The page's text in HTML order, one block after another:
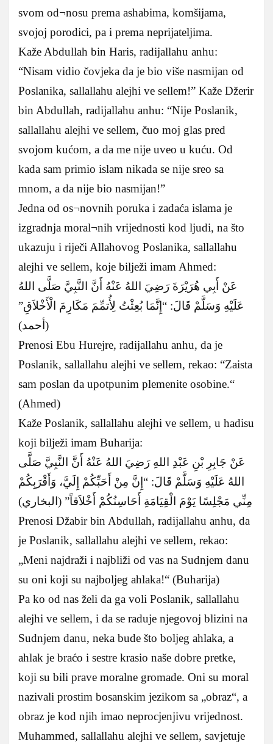
svom od¬nosu prema ashabima, komšijama,
svojoj porodici, pa i prema neprijateljima.
Kaže Abdullah bin Haris, radijallahu anhu:
“Nisam vidio čovjeka da je bio više nasmijan od
Poslanika, sallallahu alejhi ve sellem!” Kaže Džerir
bin Abdullah, radijallahu anhu: “Nije Poslanik,
sallallahu alejhi ve sellem, čuo moj glas pred
svojom kućom, a da me nije uveo u kuću. Od
kada sam primio islam nikada se nije sreo sa
mnom, a da nije bio nasmijan!”
Jedna od os¬novnih poruka i zadaća islama je
izgradnja moral¬nih vrijednosti kod ljudi, na što
ukazuju i riječi Allahovog Poslanika, sallallahu
alejhi ve sellem, koje bilježi imam Ahmed:
عَنْ أَبِي هُرَيْرَةَ رَضِيَ اللهُ عَنْهُ أَنَّ النَّبِيَّ صَلَّى اللهُ
عَلَيْهِ وَسَلَّمْ قَالَ: “إِنَّمَا بُعِثْتُ لِأُتمِّمَ مَكَارِمَ الْأَخْلاَقِ”
(أحمد)
Prenosi Ebu Hurejre, radijallahu anhu, da je
Poslanik, sallallahu alejhi ve sellem, rekao: “Zaista
sam poslan da upotpunim plemenite osobine.“
(Ahmed)
Kaže Poslanik, sallallahu alejhi ve sellem, u hadisu
koji bilježi imam Buharija:
عَنْ جَابِرِ بْنِ عَبْدِ اللهِ رَضِيَ اللهُ عَنْهُ أَنَّ النَّبِيَّ صَلَّى
اللهُ عَلَيْهِ وَسَلَّمْ قَالَ: “إِنَّ مِنْ أَحَبِّكُمْ إِلَيَّ، وَأَقْرَبِكُمْ
مِنِّي مَجْلِسًا يَوْمَ الْقِيَامَةِ أَحَاسِنُكُمْ أَخْلاَقاً” (البخاري)
Prenosi Džabir bin Abdullah, radijallahu anhu, da
je Poslanik, sallallahu alejhi ve sellem, rekao:
„Meni najdraži i najbliži od vas na Sudnjem danu
su oni koji su najboljeg ahlaka!“ (Buharija)
Pa ko od nas želi da ga voli Poslanik, sallallahu
alejhi ve sellem, i da se raduje njegovoj blizini na
Sudnjem danu, neka bude što boljeg ahlaka, a
ahlak je braćo i sestre krasio naše dobre pretke,
koji su bili prave moralne gromade. Oni su moral
nazivali prostim bosanskim jezikom sa „obraz“, a
obraz je kod njih imao neprocjenjivu vrijednost.
Muhammed, sallallahu alejhi ve sellem, savjetuje